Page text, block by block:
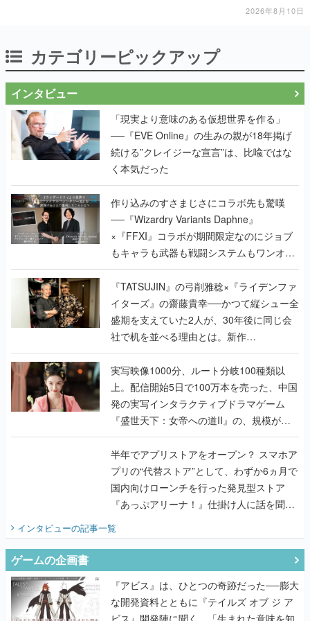
2026年8月10日
カテゴリーピックアップ
インタビュー
「現実より意味のある仮想世界を作る」
──『EVE Online』の生みの親が18年掲げ
続ける”クレイジーな宣言”は、比喩ではな
く本気だった
作り込みのすさまじさにコラボ先も驚嘆
──『Wizardry Variants Daphne』
×『FFXI』コラボが期間限定なのにジョブ
もキャラも武器も戦闘システムもワンオフ
で作り込まれた理由を両ディレクターに聞
く
『TATSUJIN』の弓削雅稔×『ライデンファ
イターズ』の齋藤貴幸──かつて縦シュー全
盛期を支えていた2人が、30年後に同じ会
社で机を並べる理由とは。新作
『TATSUJIN EXTREME』で初タッグを組
んだレジェンド2人に訊く開発秘話
実写映像1000分、ルート分岐100種類以
上。配信開始5日で100万本を売った、中国
発の実写インタラクティブドラマゲーム
『盛世天下：女帝への道II』の、規模が違
うこだわりをプロデューサーに聞いた
半年でアプリストアをオープン？ スマホア
プリの“代替ストア”として、わずか6ヵ月で
国内向けローンチを行った発見型ストア
『あっぷアリーナ！』仕掛け人に話を聞い
インタビューの記事一覧
ゲームの企画書
『アビス』は、ひとつの奇跡だった──膨大
な開発資料とともに『テイルズ オブ ジ ア
ビス』開発陣に聞く、「生まれた意味を知